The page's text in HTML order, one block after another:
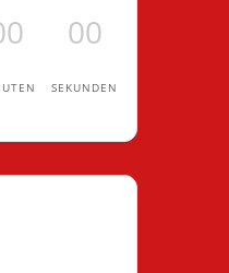
00
SEKUNDEN